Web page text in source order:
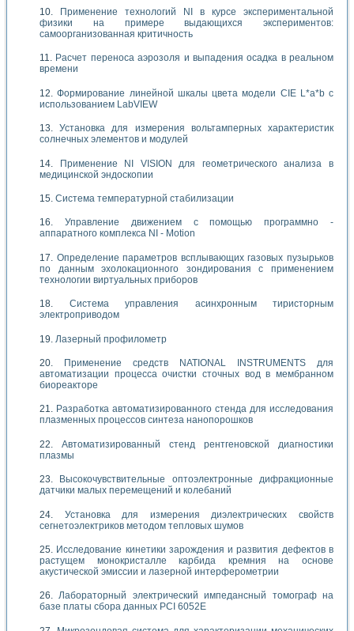
Применение технологий NI в курсе экспериментальной
физики на примере выдающихся экспериментов:
самоорганизованная критичность
Расчет переноса аэрозоля и выпадения осадка в реальном
времени
Формирование линейной шкалы цвета модели CIE L*a*b с
использованием LabVIEW
Установка для измерения вольтамперных характеристик
солнечных элементов и модулей
Применение NI VISION для геометрического анализа в
медицинской эндоскопии
Система температурной стабилизации
Управление движением с помощью программно -
аппаратного комплекса NI - Motion
Определение параметров всплывающих газовых пузырьков
по данным эхолокационного зондирования с применением
технологии виртуальных приборов
Система управления асинхронным тиристорным
электроприводом
Лазерный профилометр
Применение средств NATIONAL INSTRUMENTS для
автоматизации процесса очистки сточных вод в мембранном
биореакторе
Разработка автоматизированного стенда для исследования
плазменных процессов синтеза нанопорошков
Автоматизированный стенд рентгеновской диагностики
плазмы
Высокочувствительные оптоэлектронные дифракционные
датчики малых перемещений и колебаний
Установка для измерения диэлектрических свойств
сегнетоэлектриков методом тепловых шумов
Исследование кинетики зарождения и развития дефектов в
растущем монокристалле карбида кремния на основе
акустической эмиссии и лазерной интерферометрии
Лабораторный электрический импедансный томограф на
базе платы сбора данных PCI 6052E